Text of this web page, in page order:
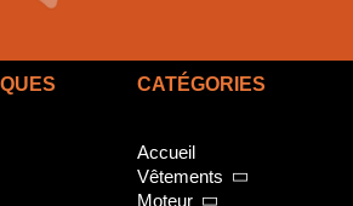
CATÉGORIES
Accueil
Vêtements
Moteur